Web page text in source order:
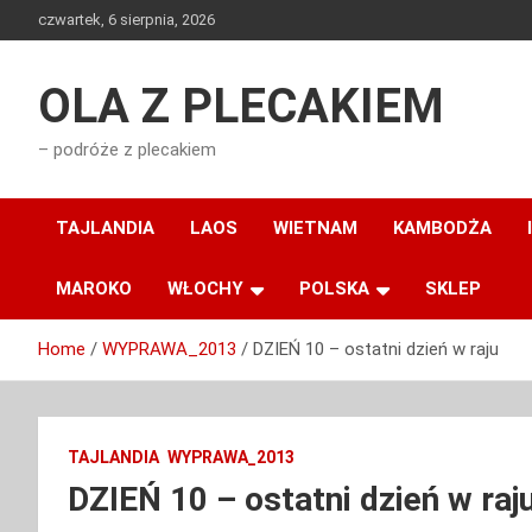
to
czwartek, 6 sierpnia, 2026
OLA Z PLECAKIEM
– podróże z plecakiem
TAJLANDIA LAOS WIETNAM KAMBODŻA
MAROKO WŁOCHY POLSKA SKLEP
Home WYPRAWA_2013 DZIEŃ 10 – ostatni dzień w raju
TAJLANDIA WYPRAWA_2013
DZIEŃ 10 – ostatni dzień w